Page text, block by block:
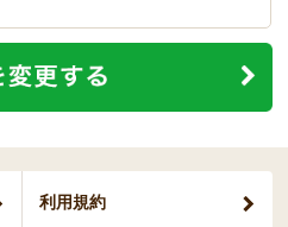
利用規約